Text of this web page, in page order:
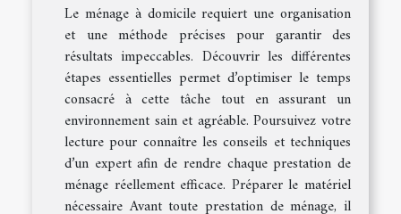
Le ménage à domicile requiert une organisation
et une méthode précises pour garantir des
résultats impeccables. Découvrir les différentes
étapes essentielles permet d’optimiser le temps
consacré à cette tâche tout en assurant un
environnement sain et agréable. Poursuivez votre
lecture pour connaître les conseils et techniques
d’un expert afin de rendre chaque prestation de
ménage réellement efficace. Préparer le matériel
nécessaire Avant toute prestation de ménage, il